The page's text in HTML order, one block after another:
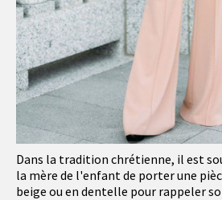
Dans la tradition chrétienne, il est
la mère de l'enfant de porter une
beige ou en dentelle pour rappeler